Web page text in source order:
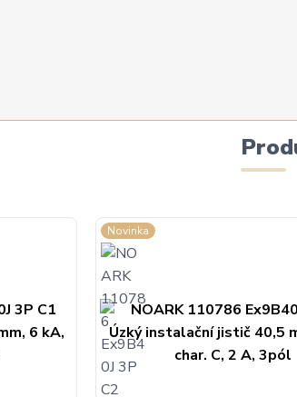
Novinka